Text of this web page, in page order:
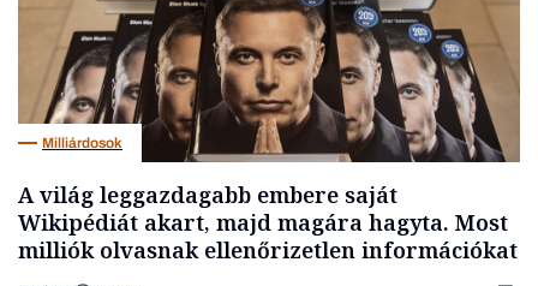
Milliárdosok
A világ leggazdagabb embere saját
Wikipédiát akart, majd magára hagyta. Most
milliók olvasnak ellenőrizetlen információkat